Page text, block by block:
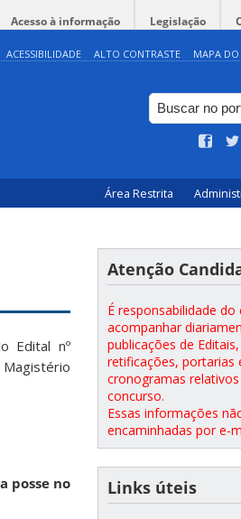
Acesso à informação Legislação
ACESSIBILIDADE ALTO CONTRASTE MAPA DO
Área Restrita
Edital nº
posse no
Atenção
É responsabilidade do
acompanhar
publicações de Editais,
retificações, portarias
cronogramas
concurso.
Essas informações
encaminhadas por e-
Links úteis